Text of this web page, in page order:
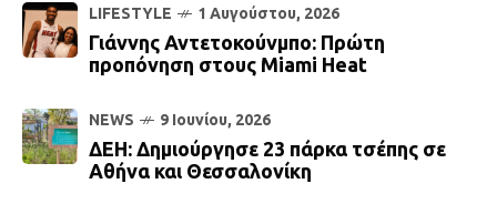
LIFESTYLE 1 Αυγούστου, 2026
Γιάννης Αντετοκούνμπο: Πρώτη
προπόνηση στους Miami Heat
NEWS 9 Ιουνίου, 2026
ΔΕΗ: Δημιούργησε 23 πάρκα τσέπης σε
Αθήνα και Θεσσαλονίκη